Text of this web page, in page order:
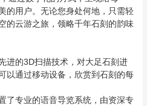
的用户。无论您身处何地，只需轻
的云游之旅，领略千年石刻的韵味
的3D扫描技术，对大足石刻进
以通过移动设备，欣赏到石刻的每
专业的语音导览系统，由资深专